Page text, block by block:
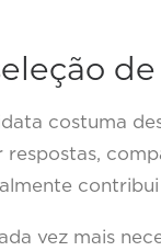
costuma
vez mais